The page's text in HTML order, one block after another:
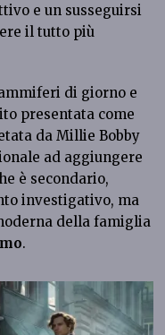
e un susseguirsi
il tutto più
di giorno e
presentata come
da Millie Bobby
ad aggiungere
è secondario,
investigativo, ma
della famiglia
.